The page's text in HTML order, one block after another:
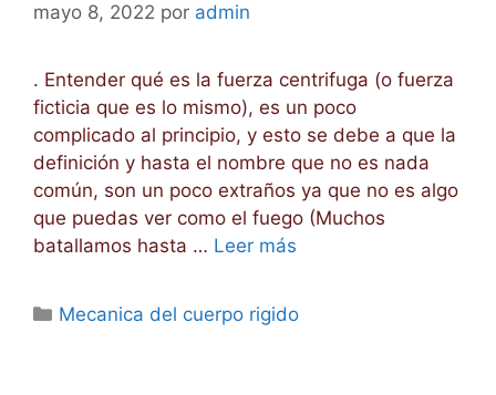
mayo 8, 2022 por admin
. Entender qué es la fuerza centrifuga (o fuerza
ficticia que es lo mismo), es un poco
complicado al principio, y esto se debe a que la
definición y hasta el nombre que no es nada
común, son un poco extraños ya que no es algo
que puedas ver como el fuego (Muchos
batallamos hasta … Leer más
Categorías
Mecanica del cuerpo rigido